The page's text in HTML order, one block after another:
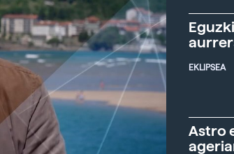
EKLIPSEA
Astro